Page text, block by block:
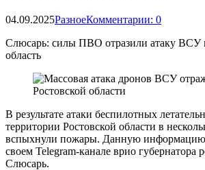
04.09.2025РазноеКомментарии: 0
Слюсарь: силы ПВО отразили атаку ВСУ
область
В результате атаки беспилотных
территории Ростовской области в
вспыхнули пожары. Данную информацию
своем Telegram-канале врио губернатора
Слюсарь.